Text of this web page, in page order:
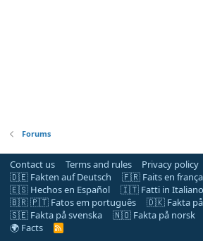
Forums
Contact us Terms and rules Privacy policy
🇩🇪 Fakten auf Deutsch
🇫🇷 Faits en
🇪🇸 Hechos en Español
🇮🇹 Fatti in Italiano
🇧🇷 🇵🇹 Fatos em português
🇩🇰 Fakta på
🇸🇪 Fakta på svenska
🇳🇴 Fakta på norsk
🌍 Facts
R